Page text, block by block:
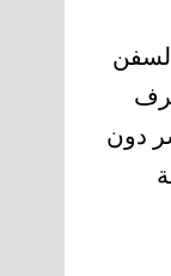
دون